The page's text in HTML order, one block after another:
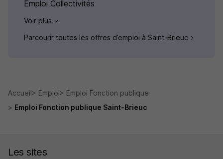
Emploi Collectivités
Voir plus
Parcourir toutes les offres d’emploi à Saint-Brieuc
Accueil Emploi
Emploi Fonction publique
Emploi Fonction publique Saint-Brieuc
Les sites